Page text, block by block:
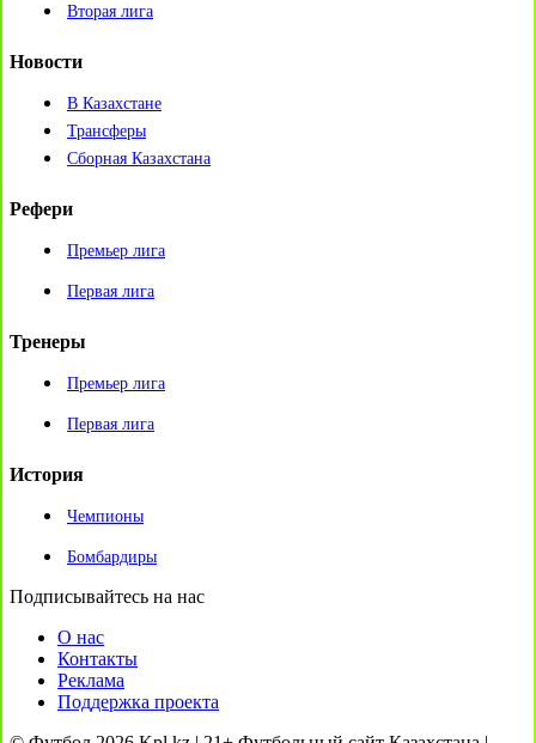
Вторая лига
Новости
В Казахстане
Трансферы
Сборная Казахстана
Рефери
Премьер лига
Первая лига
Тренеры
Премьер лига
Первая лига
История
Чемпионы
Бомбардиры
Подписывайтесь на нас
О нас
Контакты
Реклама
Поддержка проекта